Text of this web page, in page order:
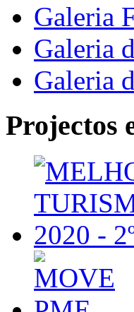
Galeria
Galeria
Galeria
Projectos